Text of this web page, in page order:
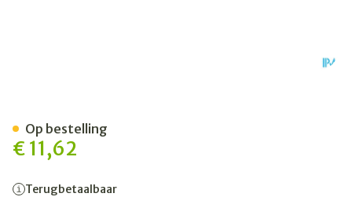
€ 11,62
Terugbetaalbaar
Op bestelling